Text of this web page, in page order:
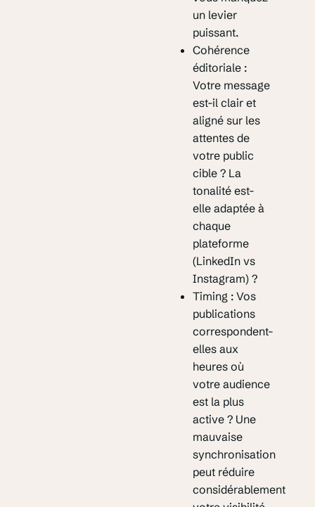
un levier
puissant.
Cohérence
éditoriale :
Votre message
est-il clair et
aligné sur les
attentes de
votre public
cible ? La
tonalité est-
elle adaptée à
chaque
plateforme
(LinkedIn vs
Instagram) ?
Timing : Vos
publications
correspondent-
elles aux
heures où
votre audience
est la plus
active ? Une
mauvaise
synchronisation
peut réduire
considérablement